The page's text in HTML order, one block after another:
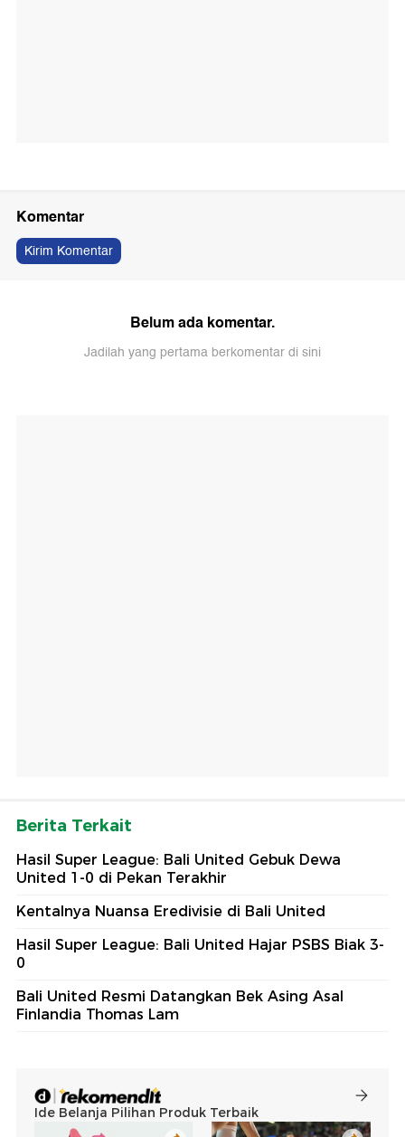
Komentar
Kirim Komentar
Belum ada komentar.
Jadilah yang pertama berkomentar di sini
Berita Terkait
Hasil Super League: Bali United Gebuk Dewa
United 1-0 di Pekan Terakhir
Kentalnya Nuansa Eredivisie di Bali United
Hasil Super League: Bali United Hajar PSBS Biak 3-
0
Bali United Resmi Datangkan Bek Asing Asal
Finlandia Thomas Lam